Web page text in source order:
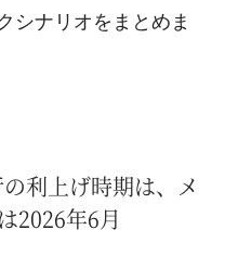
シナリオをまとめま
利上げ時期は、メ
2026年6月